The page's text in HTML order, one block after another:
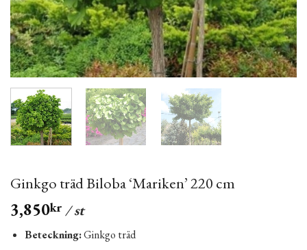
Ginkgo träd Biloba ‘Mariken’ 220 cm
3,850kr / st
Beteckning:Ginkgo träd